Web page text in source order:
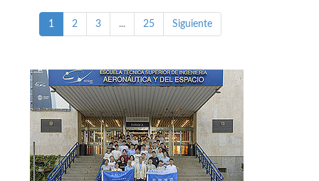
1 2 3 ... 25 Siguiente